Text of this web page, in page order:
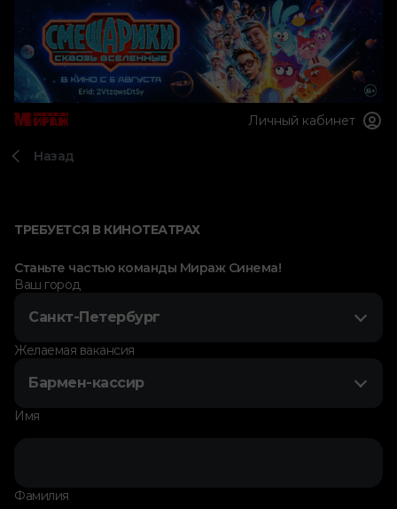
Личный кабинет
Назад
ТРЕБУЕТСЯ В КИНОТЕАТРАХ
Станьте частью команды Мираж Синема!
Ваш город
Санкт-Петербург
Желаемая вакансия
Бармен-кассир
Имя
Фамилия